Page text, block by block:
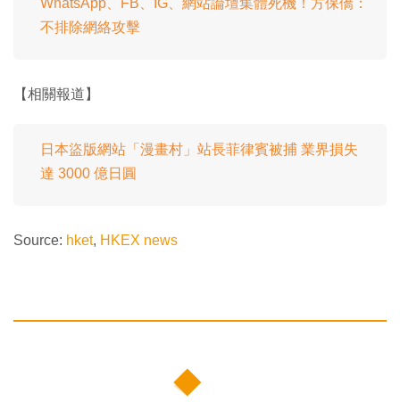
不排除網絡攻擊
【相關報道】
日本盜版網站「漫畫村」站長菲律賓被捕 業界損失
達 3000 億日圓
Source: hket, HKEX news